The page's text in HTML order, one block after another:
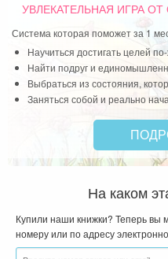
УВЛЕКАТЕЛЬНАЯ ИГРАОТ
Система которая поможет за 1
Научиться достигать целей
Найти подруг и
Выбраться из состояния,
Заняться собой и реально
На каком
Купили наши книжки? Теперь вы
номеру или по адресу